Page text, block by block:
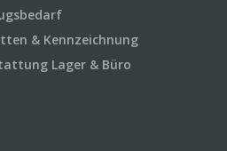
& Kennzeichnung
Lager & Büro